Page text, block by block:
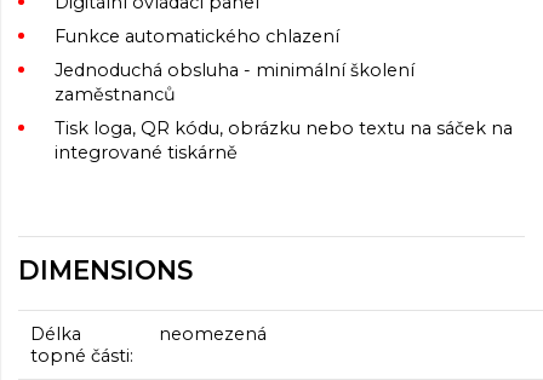
Funkce automatického chlazení
Jednoduchá obsluha - minimální školení
zaměstnanců
Tisk loga, QR kódu, obrázku nebo textu na sáček na
integrované tiskárně
DIMENSIONS
Délka
topné části:
neomezená